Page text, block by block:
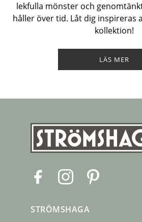
lekfulla mönster och
håller över tid. Låt dig inspireras
kollektion!
LÄS MER
e
I
t
STRÖMSHAGA